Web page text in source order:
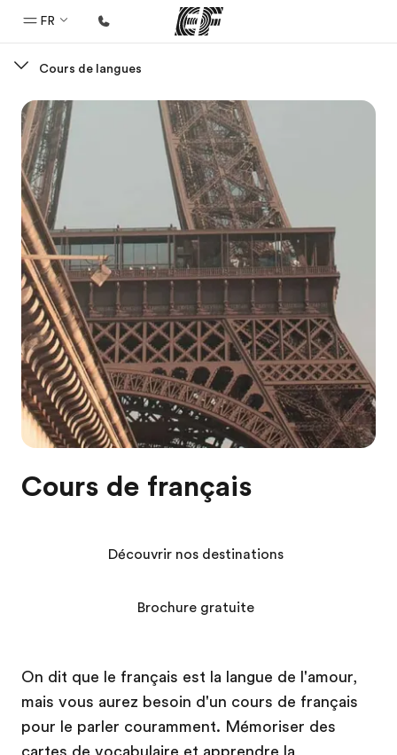
FR
Bienvenue chez EF
Programmes
Nos offres
Bureaux
Trouver un bureau
A propos de nous
Qui sommes-nous ?
EF recrute
Rejoignez nos équipes
Cours de langues
Cours de français
On dit que le français est la langue de l'amour,
mais vous aurez besoin d'un cours de français
pour le parler couramment. Mémoriser des
cartes de vocabulaire et apprendre la
Découvrir nos destinations
Brochure gratuite